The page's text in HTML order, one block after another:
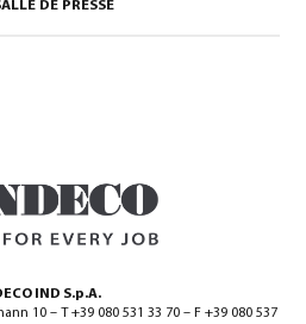
DE PRESSE
IND S.p.A.
10 – T +39 080 531 33 70 – F +39 080 537